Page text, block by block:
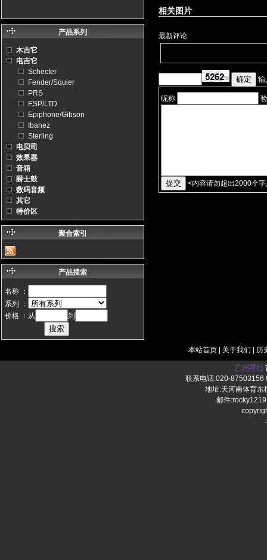
相关图片
最新评论
输
昵称
<内容请勿超出2000个字,
产品系列
木吉它
电吉它
Schecter
Fender/Squier
PRS
ESP/LTD
Epiphone/Gibson
Ibanez
Sterling
电贝司
效果器
音箱
爵士鼓
数码音频
其它
特价区
聚合索引
产品搜索
名称 ：
系列 ：
价格 ：从
到
本站首页| 关于我们 历
广州琴行
联系电话:020-
地址:天河南体育东
邮件